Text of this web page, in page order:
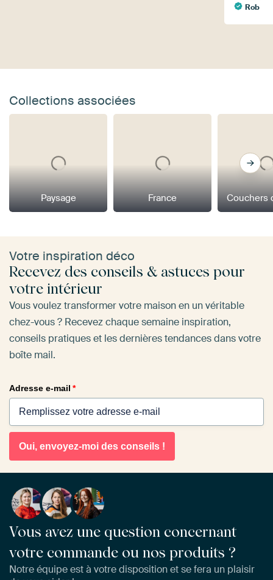
Rob
Collections associées
Paysage France Couchers
Votre inspiration déco
Recevez des conseils & astuces pour
votre intérieur
Vous voulez transformer votre maison en un véritable
chez-vous ? Recevez chaque semaine inspiration,
conseils pratiques et les dernières tendances dans votre
boîte mail.
Adresse e-mail *
Oui, envoyez-moi des conseils !
Vous avez une question concernant
votre commande ou nos produits ?
Notre équipe est à votre disposition et se fera un plaisir